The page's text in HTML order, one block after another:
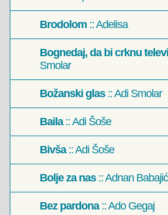
Brodolom :: Adelisa
Bognedaj, da bi crknu
Smolar
Božanski glas:: Adi Smolar
Baila:: Adi Šoše
Bivša:: Adi Šoše
Bolje za nas:: Adnan Babajić
Bez pardona:: Ado Gegaj